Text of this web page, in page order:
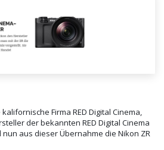
kalifornische Firma RED Digital Cinema,
der bekannten RED Digital Cinema
aus dieser Übernahme die Nikon ZR